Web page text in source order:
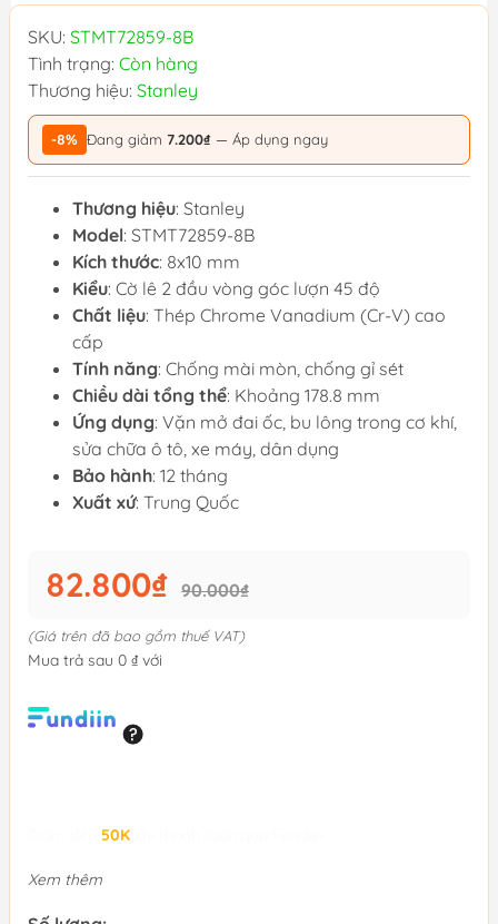
SKU: STMT72859-8B
Tình trạng: Còn hàng
Thương hiệu: Stanley
-8% Đang giảm 7.200₫ — Áp dụng ngay
Thương hiệu: Stanley
Model: STMT72859-8B
Kích thước: 8x10 mm
Kiểu: Cờ lê 2 đầu vòng góc lượn 45 độ
Chất liệu: Thép Chrome Vanadium (Cr-V) cao
cấp
Tính năng: Chống mài mòn, chống gỉ sét
Chiều dài tổng thể: Khoảng 178.8 mm
Ứng dụng: Vặn mở đai ốc, bu lông trong cơ khí,
sửa chữa ô tô, xe máy, dân dụng
Bảo hành: 12 tháng
Xuất xứ: Trung Quốc
82.800₫ 90.000₫
(Giá trên đã bao gồm thuế VAT)
Mua trả sau 0 ₫ với
50K
Xem thêm